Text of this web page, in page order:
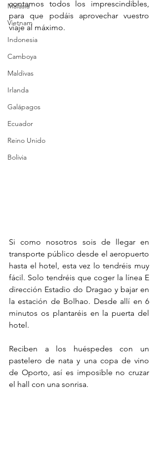
Malasia
Vietnam
Indonesia
Camboya
Maldivas
Irlanda
Galápagos
Ecuador
Reino Unido
Bolivia
contamos todos los imprescindibles,
para que podáis aprovechar vuestro
viaje al máximo.
Si como nosotros sois de llegar en
transporte público desde el aeropuerto
hasta el hotel, esta vez lo tendréis muy
fácil. Solo tendréis que coger la línea E
dirección Estadio do Dragao y bajar en
la estación de Bolhao. Desde allí en 6
minutos os plantaréis en la puerta del
hotel.
Reciben a los huéspedes con un
pastelero de nata y una copa de vino
de Oporto, así es imposible no cruzar
el hall con una sonrisa.